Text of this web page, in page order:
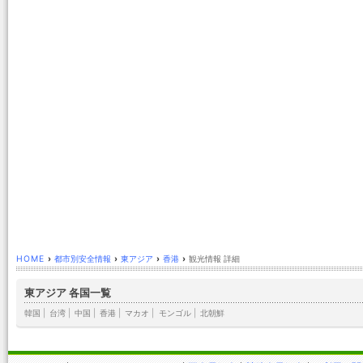
HOME › 都市別安全情報 › 東アジア › 香港 › 観光情報 詳細
東アジア 各国一覧
韓国 台湾 中国 香港 マカオ モンゴル| 北朝鮮